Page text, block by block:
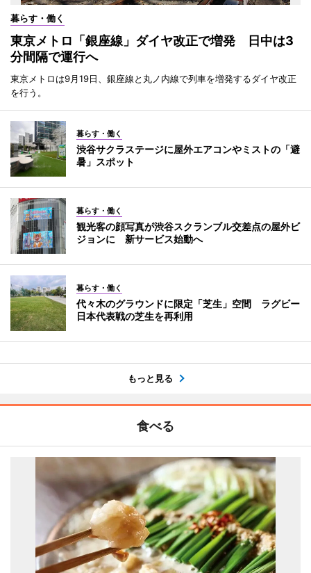
暮らす・働く
東京メトロ「銀座線」ダイヤ改正で増発 日中は3
分間隔で運行へ
東京メトロは9月19日、銀座線と丸ノ内線で列車を増発するダイヤ改正
を行う。
暮らす・働く
渋谷サクラステージに屋外エアコンやミストの「避
暑」スポット
暮らす・働く
観光客の顔写真が渋谷スクランブル交差点の屋外ビ
ジョンに 新サービス始動へ
暮らす・働く
代々木のグラウンドに限定「芝生」空間 ラグビー
日本代表戦の芝生を再利用
もっと見る
食べる